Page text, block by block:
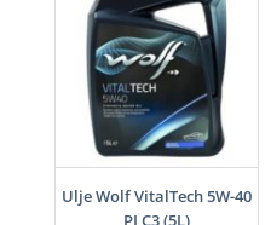
Ulje Wolf VitalTech 5W-40
PI C3 (5L)